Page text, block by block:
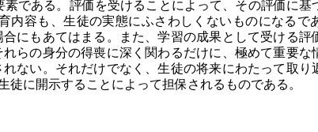
である。評価を受けることによって、その評価に基
容も、生徒の実態にふさわしくないものになるで
にもあてはまる。また、学習の成果として受ける評
らの身分の得喪に深く関わるだけに、極めて重要な
ない。それだけでなく、生徒の将来にわたって取り
に開示することによって担保されるものである。